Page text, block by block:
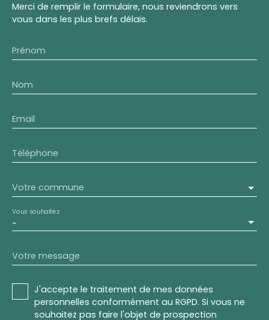
Merci de remplir le formulaire, nous reviendrons vers
vous dans les plus brefs délais.
Prénom
Nom
Email
Téléphone
Votre commune
-
Vous souhaitez
Votre message
J'accepte le traitement de mes données
personnelles conformément au RGPD. Si vous ne
souhaitez pas faire l'objet de prospection